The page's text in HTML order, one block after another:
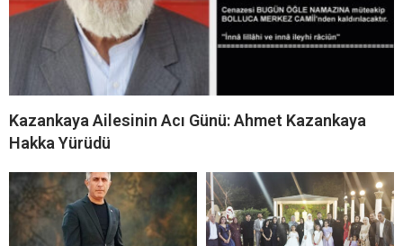
Kazankaya Ailesinin Acı Günü: Ahmet Kazankaya
Hakka Yürüdü